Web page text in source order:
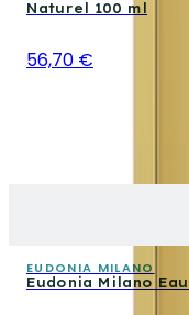
Naturel 100 ml
56,70 €
EUDONIA MILANO
Eudonia Milano